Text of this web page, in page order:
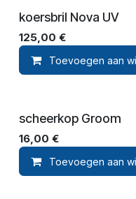
koersbril Nova UV
125,00 €
Toevoegen aan
scheerkop Groom
16,00 €
Toevoegen aan